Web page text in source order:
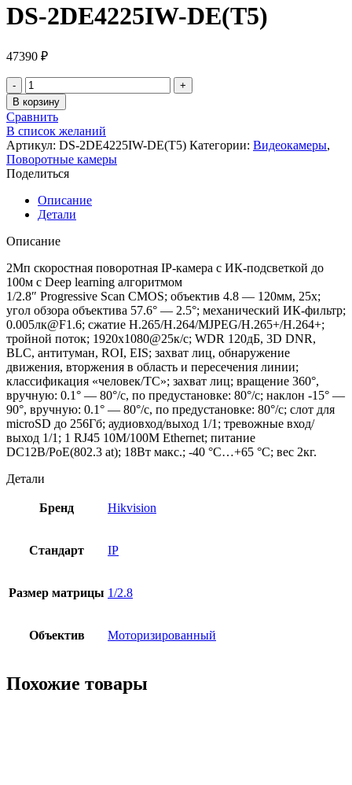
DS-2DE4225IW-DE(T5)
47390 ₽
В корзину
Сравнить
В список желаний
Артикул: DS-2DE4225IW-DE(T5) Категории: Видеокамеры,
Поворотные камеры
Поделиться
Описание
Детали
Описание
2Мп скоростная поворотная IP-камера c ИК-подсветкой до
100м с Deep learning алгоритмом
1/2.8″ Progressive Scan CMOS; объектив 4.8 — 120мм, 25x;
угол обзора объектива 57.6° — 2.5°; механический ИК-фильтр;
0.005лк@F1.6; сжатие H.265/H.264/MJPEG/H.265+/H.264+;
тройной поток; 1920х1080@25к/с; WDR 120дБ, 3D DNR,
BLC, антитуман, ROI, EIS; захват лиц, обнаружение
движения, вторжения в область и пересечения линии;
классификация «человек/ТС»; захват лиц; вращение 360°,
вручную: 0.1° — 80°/с, по предустановке: 80°/с; наклон -15° —
90°, вручную: 0.1° — 80°/с, по предустановке: 80°/с; слот для
microSD до 256Гб; аудиовход/выход 1/1; тревожные вход/
выход 1/1; 1 RJ45 10M/100M Ethernet; питание
DC12В/PoE(802.3 at); 18Вт макс.; -40 °C…+65 °C; вес 2кг.
Детали
Бренд Hikvision
Стандарт IP
Размер матрицы 1/2.8
Объектив Моторизированный
Похожие товары